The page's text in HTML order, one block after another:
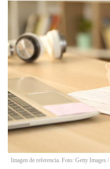
Imagen de referencia. Foto: Getty Images /